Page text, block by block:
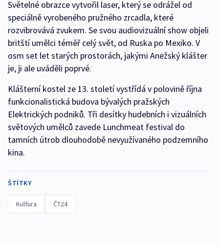
Světelné obrazce vytvořil laser, který se odrážel od
speciálně vyrobeného pružného zrcadla, které
rozvibrovává zvukem. Se svou audiovizuální show objeli
britští umělci téměř celý svět, od Ruska po Mexiko. V
osm set let starých prostorách, jakými Anežský klášter
je, ji ale uváděli poprvé.
Klášterní kostel ze 13. století vystřídá v polovině října
funkcionalistická budova bývalých pražských
Elektrických podniků. Tři desítky hudebních i vizuálních
světových umělců zavede Lunchmeat festival do
tamních útrob dlouhodobě nevyužívaného podzemního
kina.
ŠTÍTKY
Kultura ČT24